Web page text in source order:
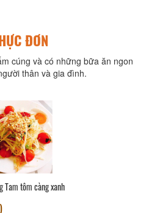
ĐƠN
cúng và có những bữa ăn ngon
thân và gia đình.
Tam tôm càng xanh
)